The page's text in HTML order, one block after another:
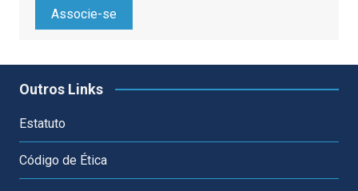
Associe-se
Outros Links
Estatuto
Código de Ética